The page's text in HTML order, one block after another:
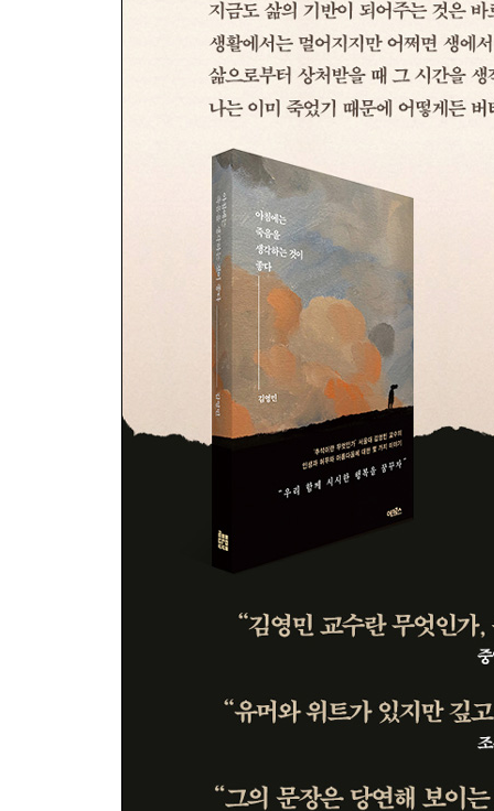
5부 맛없는 디저트를 먹기에 인생이 너무 짧잖아요
책이란 무엇인가 _ 김민정 시인과의 대화 305
행복보다 소소하게 불행한 삶을 꿈꾸는 이유 _ [신